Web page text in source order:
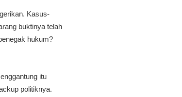
Kasus-
buktinya telah
hukum?
itu
politiknya.